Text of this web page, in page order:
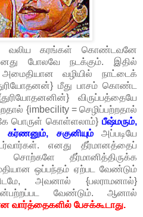
கரங்கள் கொண்டவனே
போலவே நடக்கும். இதில்
வழியில் நாட்டைக்
மீது பாசம் கொண்ட
விருப்பத்தையே
{imbecility = செழிப்பற்றதால்
பொருள் கொள்ளலாம்} பீஷ்மரும்,
கர்ணனும், சகுனியும்அப்படியே
எனது தீர்மானத்தைப்
சொற்களே தீர்மானித்திருக்க
ஒப்பந்தம் ஏற்பட வேண்டும்
அவனால் {பலராமனால்}
வேண்டும். ஆனால்
வார்த்தைகளில் பேசக்கூடாது.